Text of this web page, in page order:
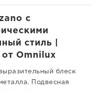
с
стиль |
Omnilux
блеск
Подвесная